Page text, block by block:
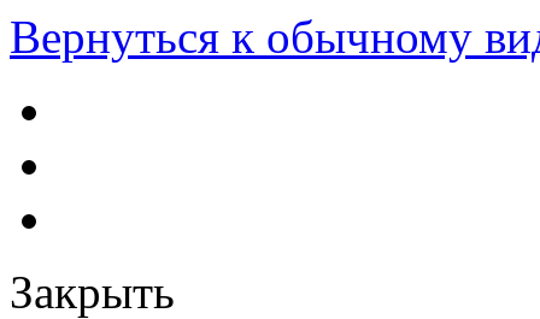
Вернуться к обычному
Закрыть